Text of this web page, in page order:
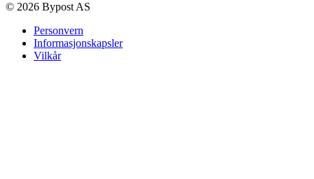
© 2026 Bypost AS
Personvern
Informasjonskapsler
Vilkår